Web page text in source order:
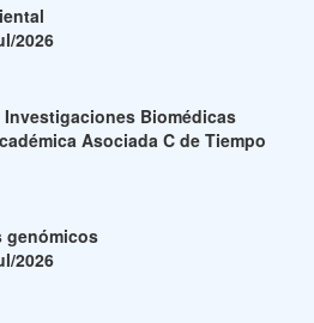
2026
Biomédicas
Asociada C de Tiempo
genómicos
2026